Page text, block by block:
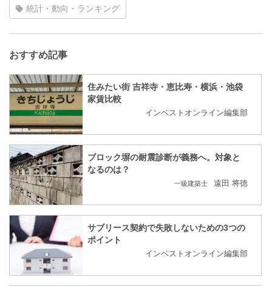
統計・動向・ランキング
おすすめ記事
住みたい街 吉祥寺・恵比寿・横浜・池袋
家賃比較
インベストオンライン編集部
ブロック塀の耐震診断が義務へ。対象と
なるのは？
一級建築士 遠田 将徳
サブリース契約で失敗しないための3つの
ポイント
インベストオンライン編集部